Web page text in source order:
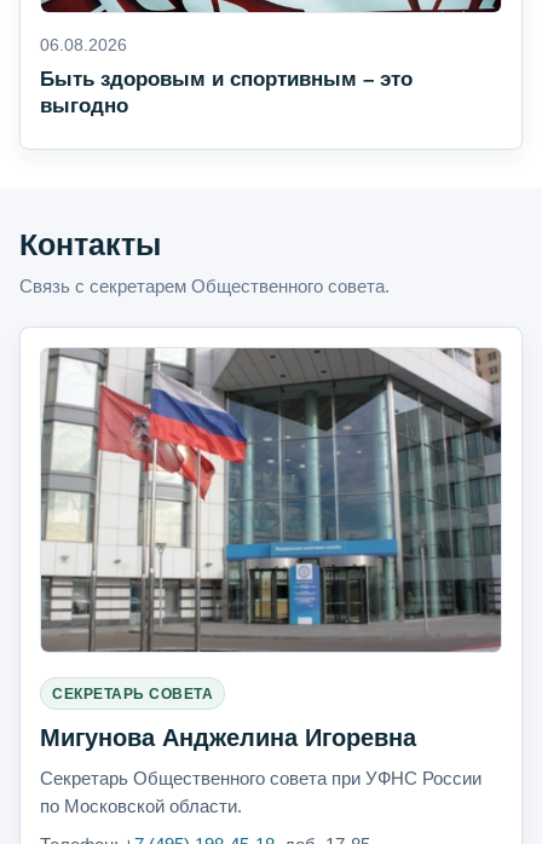
06.08.2026
Быть здоровым и спортивным – это
выгодно
Контакты
Связь с секретарем Общественного совета.
СЕКРЕТАРЬ СОВЕТА
Мигунова Анджелина Игоревна
Секретарь Общественного совета при УФНС России
по Московской области.